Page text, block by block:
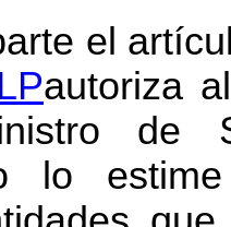
el
autoriza
de
lo